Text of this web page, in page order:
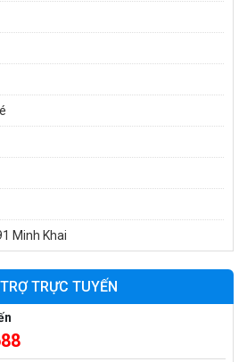
Minh Khai
TRỰC TUYẾN
bánh đạp trẻ em FE-188
₫
bánh trẻ em 968
điện trẻ em vecpa XW02
₫
₫